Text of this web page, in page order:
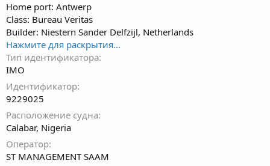
Home port: Antwerp
Class: Bureau Veritas
Builder: Niestern Sander Delfzijl, Netherlands
Нажмите для раскрытия...
Тип идентификатора
IMO
Идентификатор
9229025
Расположение судна
Calabar, Nigeria
Оператор
ST MANAGEMENT SAAM